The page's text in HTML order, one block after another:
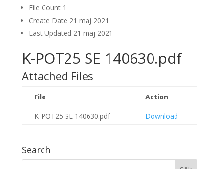
File Count 1
Create Date 21 maj 2021
Last Updated 21 maj 2021
K-POT25 SE 140630.pdf
Attached Files
File Action
K-POT25 SE 140630.pdf Download
Search